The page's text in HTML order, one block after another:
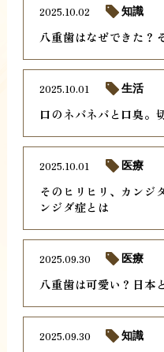
八重歯はなぜできた？
2025.10.02 知識
口のネバネバと口臭。
2025.10.01 生活
そのヒリヒリ、カンジ
ンジダ症とは
2025.10.01 医療
八重歯は可愛い？日本
2025.09.30 医療
2025.09.30 知識